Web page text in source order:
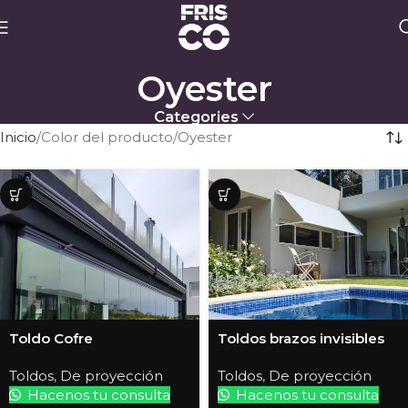
Oyester
Categories
Inicio Color del producto Oyester
Toldo Cofre
Toldos, De proyección
Hacenos tu consulta
Toldos brazos invisibles
Toldos, De proyección
Hacenos tu consulta